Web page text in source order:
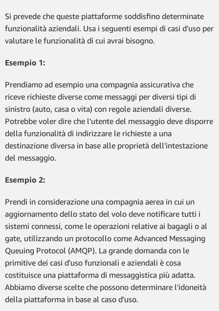
Si prevede che queste piattaforme soddisfino determinate
funzionalità aziendali. Usa i seguenti esempi di casi d'uso per
valutare le funzionalità di cui avrai bisogno.
Esempio 1:
Prendiamo ad esempio una compagnia assicurativa che
riceve richieste diverse come messaggi per diversi tipi di
sinistro (auto, casa o vita) con regole aziendali diverse.
Potrebbe voler dire che l'utente del messaggio deve disporre
della funzionalità di indirizzare le richieste a una
destinazione diversa in base alle proprietà dell'intestazione
del messaggio.
Esempio 2:
Prendi in considerazione una compagnia aerea in cui un
aggiornamento dello stato del volo deve notificare tutti i
sistemi connessi, come le operazioni relative ai bagagli o al
gate, utilizzando un protocollo come Advanced Messaging
Queuing Protocol (AMQP). La grande domanda con le
primitive dei casi d'uso funzionali e aziendali è cosa
costituisce una piattaforma di messaggistica più adatta.
Abbiamo diverse scelte che possono determinare l'idoneità
della piattaforma in base al caso d'uso.